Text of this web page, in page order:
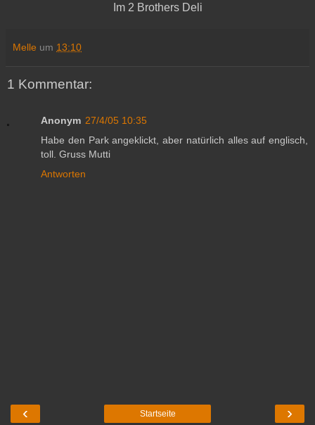
Im 2 Brothers Deli
Melle um 13:10
1 Kommentar:
Anonym 27/4/05 10:35
Habe den Park angeklickt, aber natürlich alles auf englisch,
toll. Gruss Mutti
Antworten
‹ ›
Startseite